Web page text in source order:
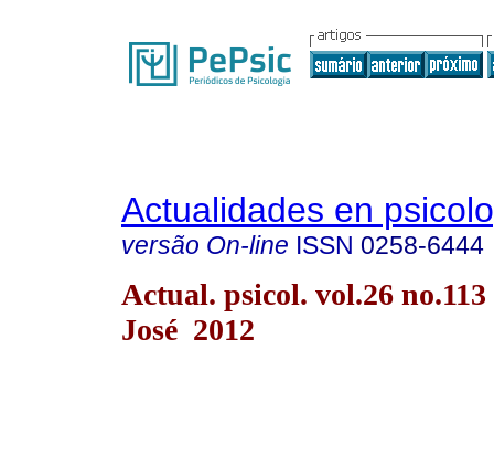
Actualidades en
versão On-line ISSN 0258-6444
Actual. psicol. vol.26 no.113
José 2012